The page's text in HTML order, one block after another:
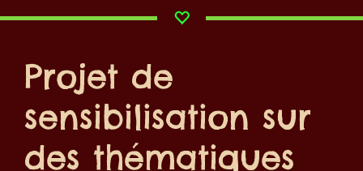
Projet de
sensibilisation sur
des thématiques